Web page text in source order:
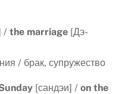
/ the marriage [Дэ-
/ брак, супружество
[сандэи] / on the